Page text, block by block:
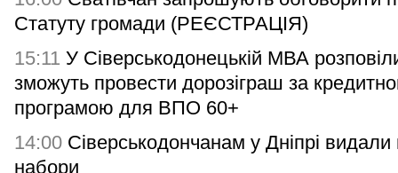
Статуту громади (РЕЄСТРАЦІЯ)
15:11 У Сіверськодонецькій МВА
зможуть провести дорозіграш за
програмою для ВПО 60+
14:00 Сіверськодончанам у Дніпрі видали
набори